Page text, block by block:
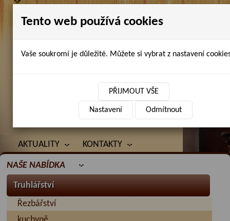
AKTUALITY KONTAKTY
NAŠE NABÍDKA
Truhlářství
Řezbářství
Tento web používá cookies
Vaše soukromí je důležité. Můžete si vybrat z nastavení
PŘIJMOUT VŠE
Nastavení Odmítnout